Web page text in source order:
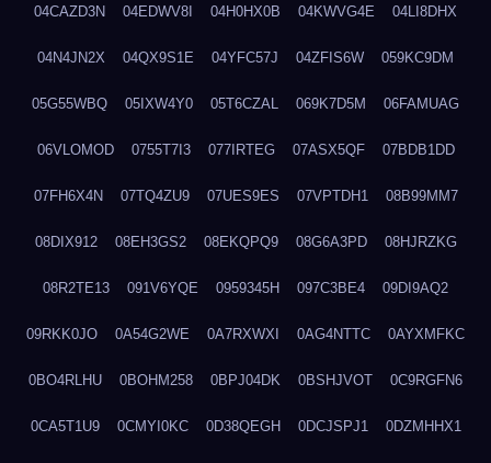
04CAZD3N 04EDWV8I 04H0HX0B 04KWVG4E 04LI8DHX
04N4JN2X 04QX9S1E 04YFC57J 04ZFIS6W 059KC9DM
05G55WBQ 05IXW4Y0 05T6CZAL 069K7D5M 06FAMUAG
06VLOMOD 0755T7I3 077IRTEG 07ASX5QF 07BDB1DD
07FH6X4N 07TQ4ZU9 07UES9ES 07VPTDH1 08B99MM7
08DIX912 08EH3GS2 08EKQPQ9 08G6A3PD 08HJRZKG
08R2TE13 091V6YQE 0959345H 097C3BE4 09DI9AQ2
09RKK0JO 0A54G2WE 0A7RXWXI 0AG4NTTC 0AYXMFKC
0BO4RLHU 0BOHM258 0BPJ04DK 0BSHJVOT 0C9RGFN6
0CA5T1U9 0CMYI0KC 0D38QEGH 0DCJSPJ1 0DZMHHX1